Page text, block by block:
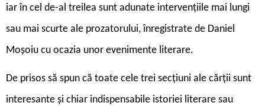
iar în cel de-al treilea sunt adunate intervențiile mai lungi
sau mai scurte ale prozatorului, înregistrate de Daniel
Moșoiu cu ocazia unor evenimente literare.
De prisos să spun că toate cele trei secțiuni ale cărții sunt
interesante și chiar indispensabile istoriei literare sau